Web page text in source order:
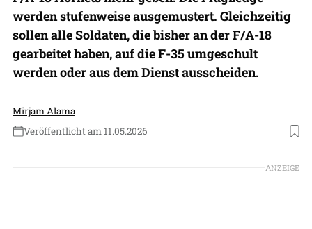
werden stufenweise ausgemustert. Gleichzeitig
sollen alle Soldaten, die bisher an der F/A-18
gearbeitet haben, auf die F-35 umgeschult
werden oder aus dem Dienst ausscheiden.
Mirjam Alama
Veröffentlicht am 11.05.2026
Foto: US Marine Corps
ANZEIGE